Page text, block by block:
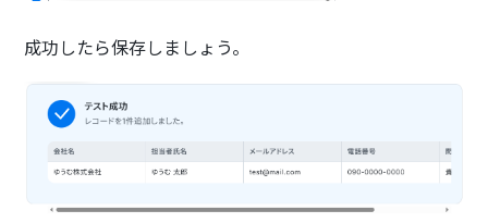
成功したら保存しましょう。